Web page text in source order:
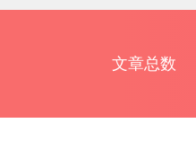
文章总数